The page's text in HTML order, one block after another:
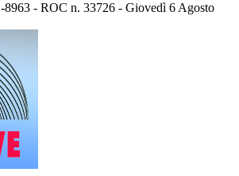
- ROC n. 33726 - Giovedì 6 Agosto